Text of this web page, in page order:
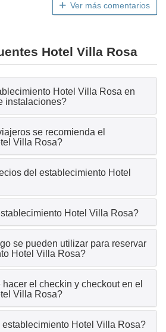
Ver más comentarios
Hotel Villa Rosa
Hotel Villa Rosa en
instalaciones?
se recomienda el
Villa Rosa?
del establecimiento Hotel
Hotel Villa Rosa?
se pueden utilizar para reservar
Hotel Villa Rosa?
el checkin y checkout en el
Villa Rosa?
Hotel Villa Rosa?